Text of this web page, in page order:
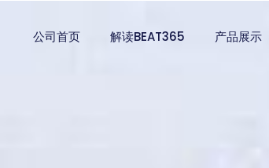
公司首页 解读BEAT365 产品展示